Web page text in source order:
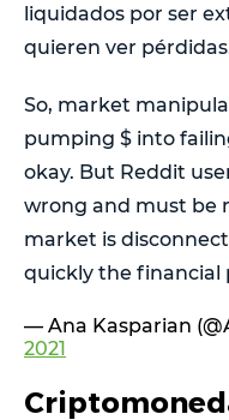
liquidados por ser
quieren ver
So, market
pumping $ into
okay. But Reddit
wrong and must be
market is
quickly the financial
— Ana Kasparian
2021